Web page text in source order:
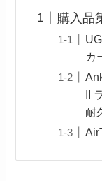
購入品
カ
II
耐